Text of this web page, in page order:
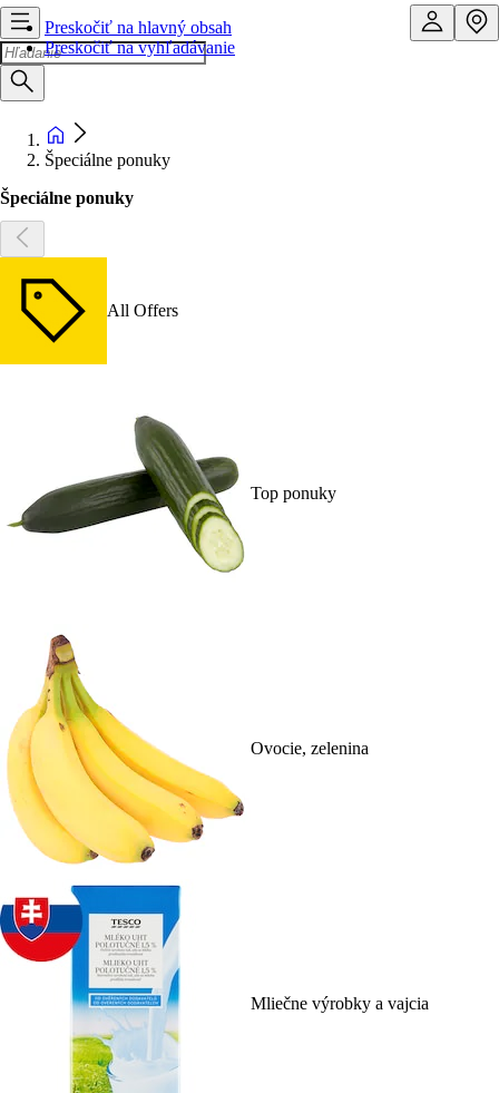
Preskočiť na hlavný obsah
Preskočiť na vyhľadávanie
Špeciálne ponuky
Špeciálne ponuky
All Offers
Top ponuky
Ovocie, zelenina
Mliečne výrobky a vajcia